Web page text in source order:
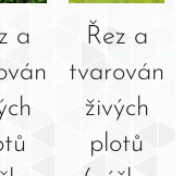
a
Řez a
tvarování
živých
plotů